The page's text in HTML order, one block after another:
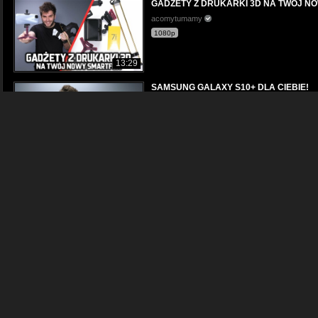
13:29
GADŻETY Z DRUKARKI 3D NA TWOJ
acomytumamy
1080p
SAMSUNG GALAXY S10+ DLA CIEBIE!